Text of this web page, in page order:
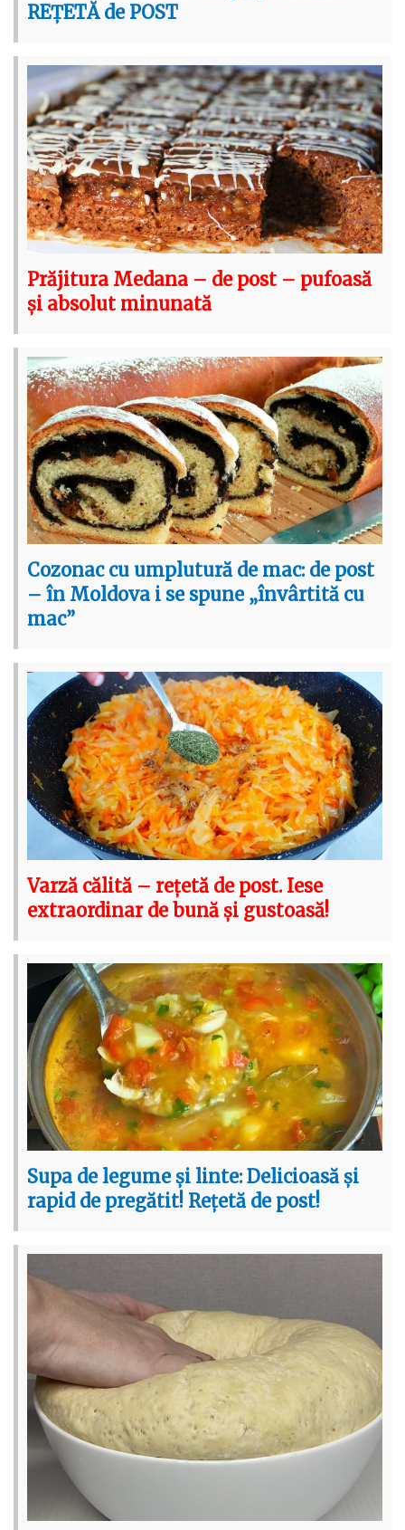
REȚETĂ de POST
Prăjitura Medana – de post – pufoasă
și absolut minunată
Cozonac cu umplutură de mac: de post
– în Moldova i se spune „învârtită cu
mac”
Varză călită – rețetă de post. Iese
extraordinar de bună și gustoasă!
Supa de legume și linte: Delicioasă și
rapid de pregătit! Rețetă de post!